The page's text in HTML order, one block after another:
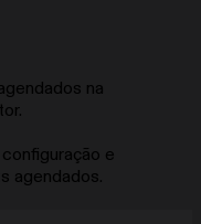
na
e
agendados.